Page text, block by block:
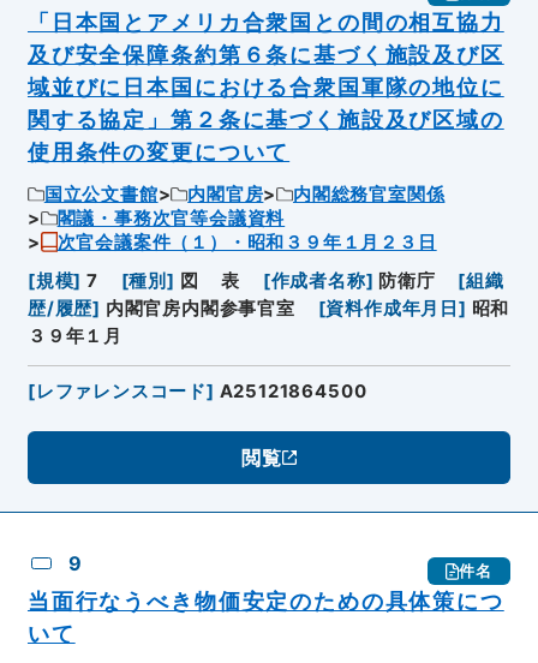
「日本国とアメリカ合衆国との間の相互協力
及び安全保障条約第６条に基づく施設及び区
域並びに日本国における合衆国軍隊の地位に
関する協定」第２条に基づく施設及び区域の
使用条件の変更について
国立公文書館 内閣官房
内閣総務官室関係
閣議・事務次官等会議資料
次官会議案件（１）・昭和３９年１月２３日
[規模] 7 [種別 ] 図 表 [作成者名称] 防衛庁 [組織
歴/履歴] 内閣官房内閣参事官室 [資料作成年月日] 昭和
３９年１月
[レファレンスコード] A25121864500
閲覧
9 件名
当面行なうべき物価安定のための具体策につ
いて